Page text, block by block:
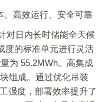
高效运行、安全可靠
日内长时储能全天候
度的标准单元进行灵活
为 55.2MWh。高集成
组成。通过优化吊装
强度，部署效率提升了